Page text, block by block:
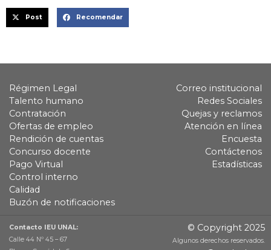
Post Recomendar
Régimen Legal
Talento humano
Contratación
Ofertas de empleo
Rendición de cuentas
Concurso docente
Pago Virtual
Control interno
Calidad
Buzón de notificaciones
Correo institucional
Redes Sociales
Quejas y reclamos
Atención en línea
Encuesta
Contáctenos
Estadísticas
Contacto IEU UNAL:
Calle 44 Nº 45 – 67
© Copyright 2025
Algunos derechos reservados.